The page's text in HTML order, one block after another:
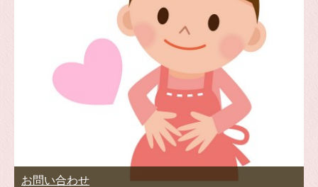
お問い合わせ